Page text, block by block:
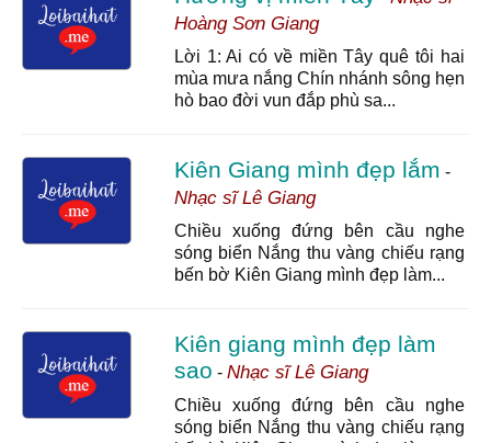
Hoàng Sơn Giang
Lời 1: Ai có về miền Tây quê tôi hai
mùa mưa nắng Chín nhánh sông hẹn
hò bao đời vun đắp phù sa...
Kiên Giang mình đẹp lắm -
Nhạc sĩ Lê Giang
Chiều xuống đứng bên cầu nghe
sóng biển Nắng thu vàng chiếu rạng
bến bờ Kiên Giang mình đẹp làm...
Kiên giang mình đẹp làm
sao - Nhạc sĩ Lê Giang
Chiều xuống đứng bên cầu nghe
sóng biển Nắng thu vàng chiếu rạng